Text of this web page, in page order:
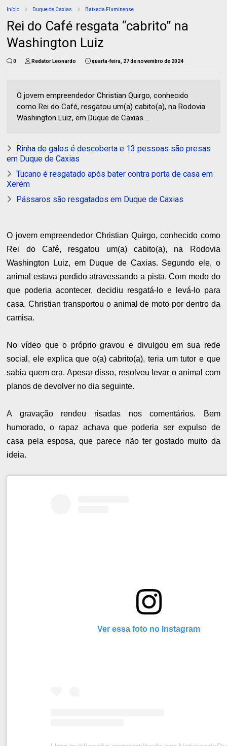
Início Duque de Caxias Baixada Fluminense
Rei do Café resgata “cabrito” na
Washington Luiz
0 Redator Leonardo quarta-feira, 27 de novembro de 2024
O jovem empreendedor Christian Quirgo, conhecido
como Rei do Café, resgatou um(a) cabito(a), na Rodovia
Washington Luiz, em Duque de Caxias....
Rinha de galos é descoberta e 13 pessoas são presas
em Duque de Caxias
Tucano é resgatado após bater contra porta de casa em
Xerém
Pássaros são resgatados em Duque de Caxias
O jovem empreendedor Christian Quirgo, conhecido como
Rei do Café, resgatou um(a) cabito(a), na Rodovia
Washington Luiz, em Duque de Caxias. Segundo ele, o
animal estava perdido atravessando a pista. Com medo do
que poderia acontecer, decidiu resgatá-lo e levá-lo para
casa. Christian transportou o animal de moto por dentro da
camisa.
No vídeo que o próprio gravou e divulgou em sua rede
social, ele explica que o(a) cabrito(a), teria um tutor e que
sabia quem era. Apesar disso, resolveu levar o animal com
planos de devolver no dia seguinte.
A gravação rendeu risadas nos comentários. Bem
humorado, o rapaz achava que poderia ser expulso de
casa pela esposa, que parece não ter gostado muito da
ideia.
Ver essa foto no Instagram